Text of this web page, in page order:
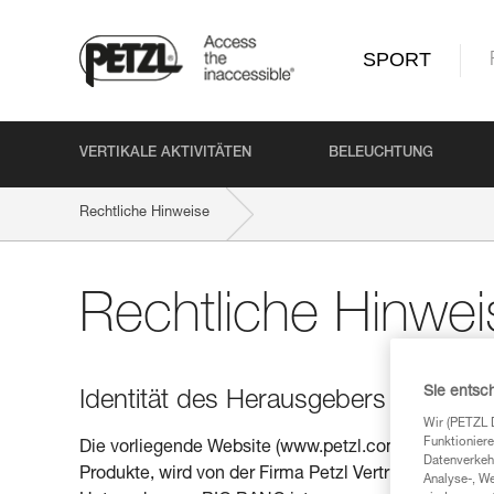
SPORT
VERTIKALE AKTIVITÄTEN BELEUCHTUNG
Rechtliche Hinweise
Rechtliche
Identität des Herausgebers
Die vorliegende Website (www.petzl.com),
Produkte, wird von der Firma Petzl Vertrieb
Sie
Wir (PETZL
Analyse-,